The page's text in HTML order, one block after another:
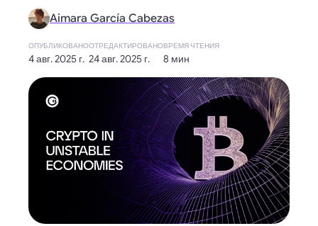
Aimara García Cabezas
ОПУБЛИКОВАНО
4 авг. 2025 г.
ОТРЕДАКТИРОВАНО
24 авг. 2025 г.
ВРЕМЯ ЧТЕНИЯ
8 мин